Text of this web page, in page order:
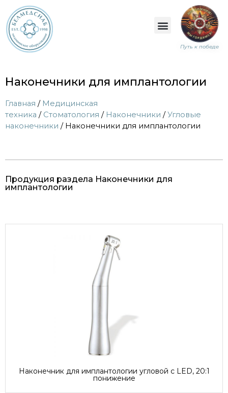
Путь к победе
Наконечники для имплантологии
Главная / Медицинская
техника / Стоматология / Наконечники /Угловые
наконечники / Наконечники для имплантологии
Продукция раздела Наконечники для
имплантологии
Наконечник для имплантологии угловой с LED, 20:1
понижение